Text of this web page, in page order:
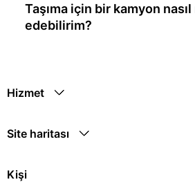
Taşıma için bir kamyon
edebilirim?
Hizmet
Site haritası
Kişi